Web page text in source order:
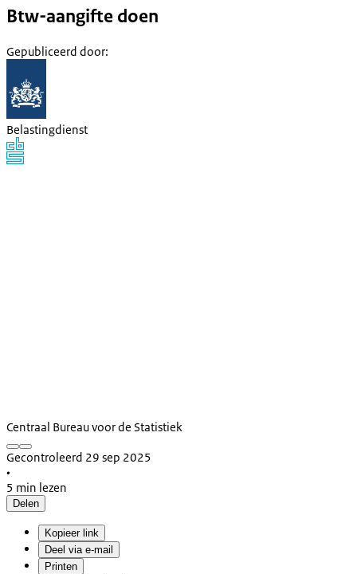
Btw-aangifte doen
Gepubliceerd door:
Belastingdienst
Centraal Bureau voor de Statistiek
Gecontroleerd 29 sep 2025
•
5 min lezen
Delen
Kopieer link
Deel via e-mail
Printen